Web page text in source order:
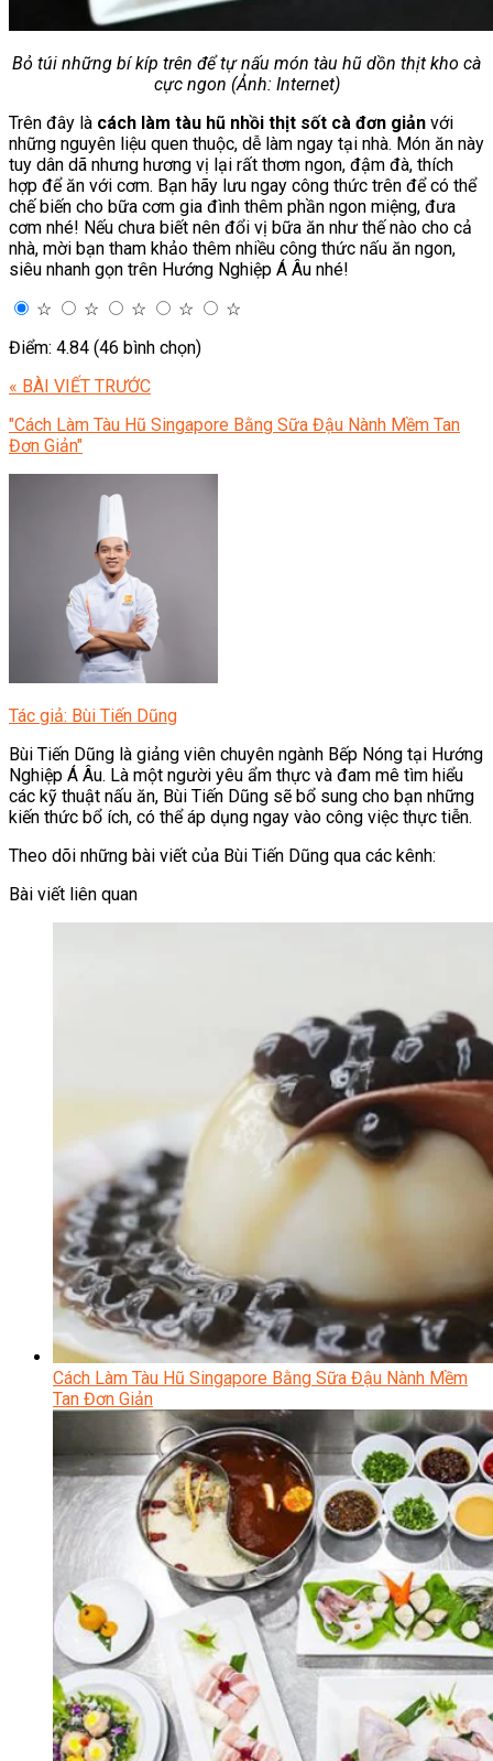
Bỏ túi những bí kíp trên để tự nấu món tàu hũ dồn thịt kho cà
cực ngon (Ảnh: Internet)
Trên đây là cách làm tàu hũ nhồi thịt sốt cà đơn giản với
những nguyên liệu quen thuộc, dễ làm ngay tại nhà. Món ăn này
tuy dân dã nhưng hương vị lại rất thơm ngon, đậm đà, thích
hợp để ăn với cơm. Bạn hãy lưu ngay công thức trên để có thể
chế biến cho bữa cơm gia đình thêm phần ngon miệng, đưa
cơm nhé! Nếu chưa biết nên đổi vị bữa ăn như thế nào cho cả
nhà, mời bạn tham khảo thêm nhiều công thức nấu ăn ngon,
siêu nhanh gọn trên Hướng Nghiệp Á Âu nhé!
☆
☆ ☆ ☆
☆
Điểm: 4.84 (46 bình chọn)
« BÀI VIẾT TRƯỚC
"Cách Làm Tàu Hũ Singapore Bằng Sữa Đậu Nành Mềm Tan
Đơn Giản"
Tác giả: Bùi Tiến Dũng
Bùi Tiến Dũng là giảng viên chuyên ngành Bếp Nóng tại Hướng
Nghiệp Á Âu. Là một người yêu ẩm thực và đam mê tìm hiểu
các kỹ thuật nấu ăn, Bùi Tiến Dũng sẽ bổ sung cho bạn những
kiến thức bổ ích, có thể áp dụng ngay vào công việc thực tiễn.
Theo dõi những bài viết của Bùi Tiến Dũng qua các kênh:
Bài viết liên quan
Cách Làm Tàu Hũ Singapore Bằng Sữa Đậu Nành Mềm
Tan Đơn Giản